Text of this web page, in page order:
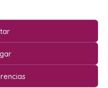
Wifi